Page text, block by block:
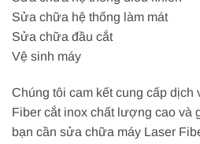
Sửa chữa hệ thống làm mát
Sửa chữa đầu cắt
Vệ sinh máy
Chúng tôi cam kết cung cấp
Fiber cắt inox chất lượng cao và
bạn cần sửa chữa máy Laser